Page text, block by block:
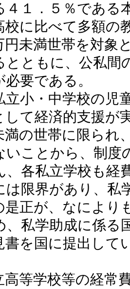
４１．５％である
校に比べて多額の
円未満世帯を対象
とともに、公私間
要である。
小・中学校の児
して経済的支援が
満の世帯に限られ
いことから、制度
各私立学校も経
は限界があり、私
是正が、なにより
私学助成に係る
書を国に提出して
等学校等の経常